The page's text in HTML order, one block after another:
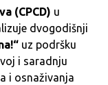
(CPCD) u
dvogodišnji
uz podršku
i saradnju
i osnaživanja